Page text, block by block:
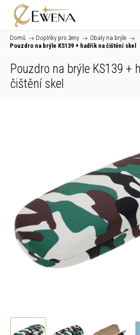
Domů / Doplňky pro ženy / Obaly na brýle /
Pouzdro na brýle KS139 + hadřík na čištění skel
Pouzdro na brýle KS139 +
čištění skel